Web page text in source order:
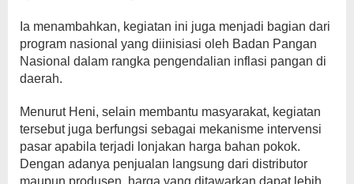
Ia menambahkan, kegiatan ini juga menjadi bagian dari
program nasional yang diinisiasi oleh Badan Pangan
Nasional dalam rangka pengendalian inflasi pangan di
daerah.
Menurut Heni, selain membantu masyarakat, kegiatan
tersebut juga berfungsi sebagai mekanisme intervensi
pasar apabila terjadi lonjakan harga bahan pokok.
Dengan adanya penjualan langsung dari distributor
maupun produsen, harga yang ditawarkan dapat lebih